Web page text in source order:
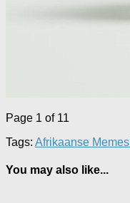
Page 1 of 11
Tags: Afrikaanse Memes
You may also like...